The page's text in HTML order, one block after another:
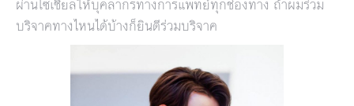
ผ่านโซเชียลให้บุคลากรทางการแพทย์ทุกช่องทาง ถ้าผมร่วม
บริจาคทางไหนได้บ้างก็ยินดีร่วมบริจาค